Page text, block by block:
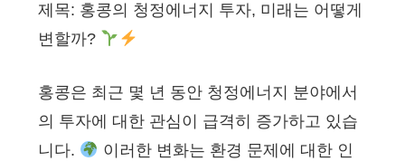
제목: 홍콩의 청정에너지 투자, 미래는 어떻게
변할까?
홍콩은 최근 몇 년 동안 청정에너지 분야에서
의 투자에 대한 관심이 급격히 증가하고 있습
니다.
이러한 변화는 환경 문제에 대한 인